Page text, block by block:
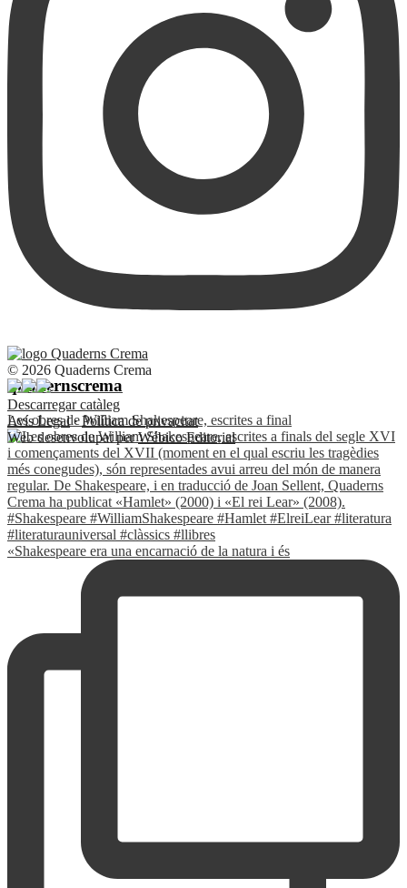
quadernscrema
Les obres de William Shakespeare, escrites a final
«Shakespeare era una encarnació de la natura i és
© 2026 Quaderns Crema
Descarregar catàleg
Avís Legal·Política de privacitat
Web desenvolupat perWébico Editorial